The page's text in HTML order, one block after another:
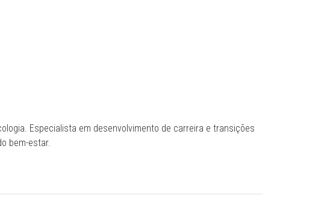
Especialista em desenvolvimento de carreira e transições
bem-estar.